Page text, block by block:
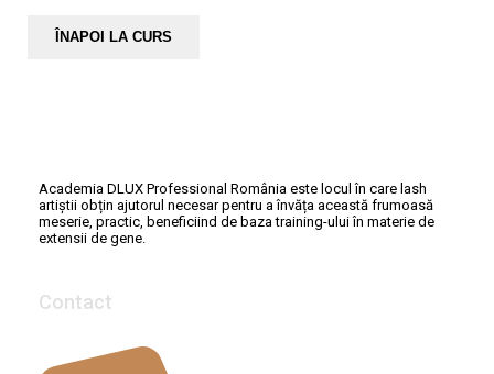
ÎNAPOI LA CURS
Academia DLUX Professional România este locul în care lash
artiștii obțin ajutorul necesar pentru a învăța această frumoasă
meserie, practic, beneficiind de baza training-ului în materie de
extensii de gene.
Contact